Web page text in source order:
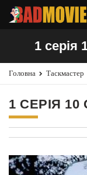
1 серія
Головна Таскмастер
1 СЕРІЯ